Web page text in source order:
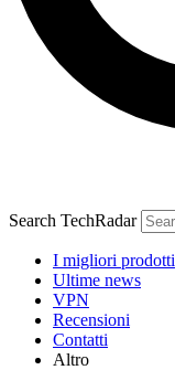
Search TechRadar
I migliori prodotti
Ultime news
VPN
Recensioni
Contatti
Altro